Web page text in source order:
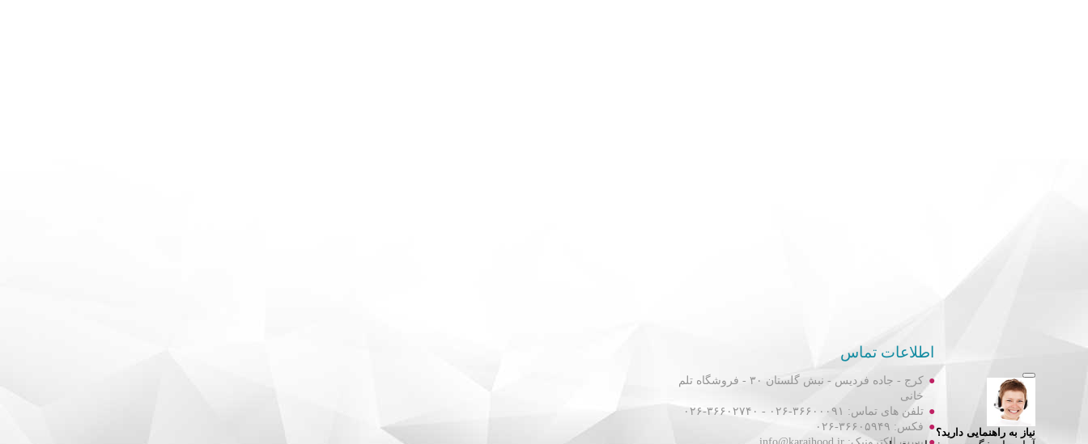
اطلاعات تماس
کرج - جاده فردیس - نبش گلستان ۳۰ - فروشگاه تلم
خانی
تلفن های تماس: ۳۶۶۰۰۰۹۱-۰۲۶ - ۳۶۶۰۲۷۴۰-۰۲۶
فکس: ۳۶۶۰۵۹۴۹-۰۲۶